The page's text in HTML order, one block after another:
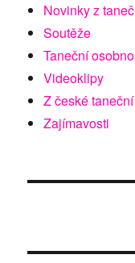
Novinky z
Soutěže
Taneční
Videoklipy
Z české
Zajímavosti